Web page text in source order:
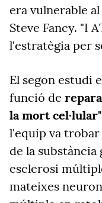
era vulnerable
Steve Fancy. "I
l'estratègia per
El segon estudi
funció de
la mort cel·lular"
l'equip va trobar
de la substància
esclerosi
mateixes